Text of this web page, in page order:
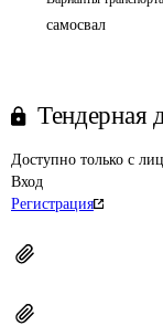
самосвал
Тендерная
Доступно только с
Вход
Регистрация